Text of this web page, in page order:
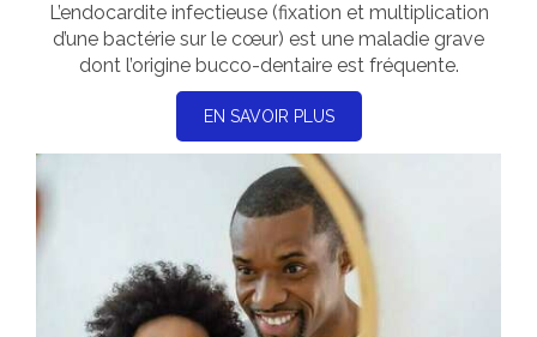
L’endocardite infectieuse (fixation et multiplication
d’une bactérie sur le cœur) est une maladie grave
dont l’origine bucco-dentaire est fréquente.
EN SAVOIR PLUS